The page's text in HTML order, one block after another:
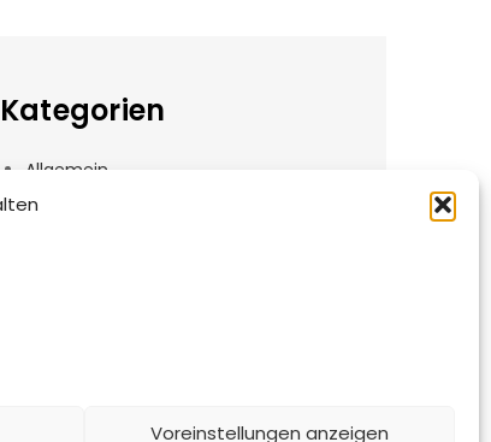
Voreinstellungen anzeigen
Kategorien
Allgemein
Angebote